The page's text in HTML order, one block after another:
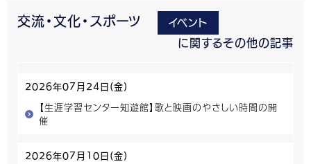
交流・文化・スポーツ イベント
に関するその他の記事
2026年07月24日(金)
【生涯学習センター知遊館】歌と映画のやさしい時間の開
催
2026年07月10日(金)